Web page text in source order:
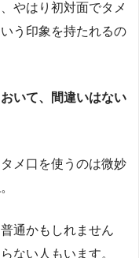
やはり初対面でタメ
う印象を持たれるの
いて、間違いはない
メ口を使うのは微妙
通かもしれません
ない人もいます。